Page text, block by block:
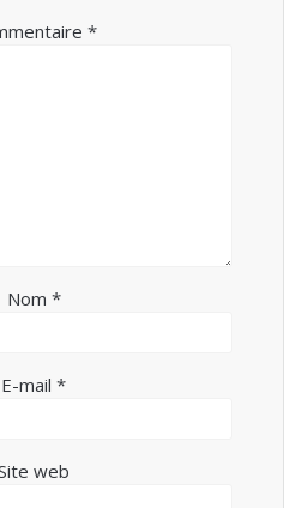
*
Nom *
E-mail *
web